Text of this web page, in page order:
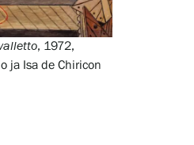
fien svja
, 1972,
ja Isa de Chiricon